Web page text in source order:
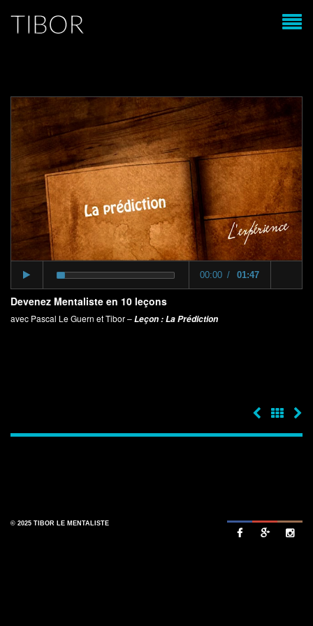
00:00 01:47
Devenez Mentaliste en 10 leçons
avec Pascal Le Guern et Tibor –Leçon : La Prédiction
© 2025 TIBOR LE MENTALISTE
  